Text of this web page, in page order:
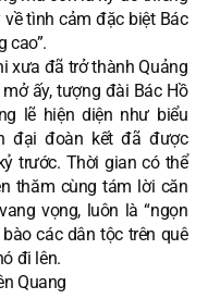
tình cảm đặc biệt Bác
cao”.
xưa đã trở thành Quảng
ấy, tượng đài Bác Hồ
lẽ hiện diện như biểu
đại đoàn kết đã được
trước. Thời gian có thể
thăm cùng tám lời căn
vọng, luôn là “ngọn
các dân tộc trên quê
đi lên.
Quang